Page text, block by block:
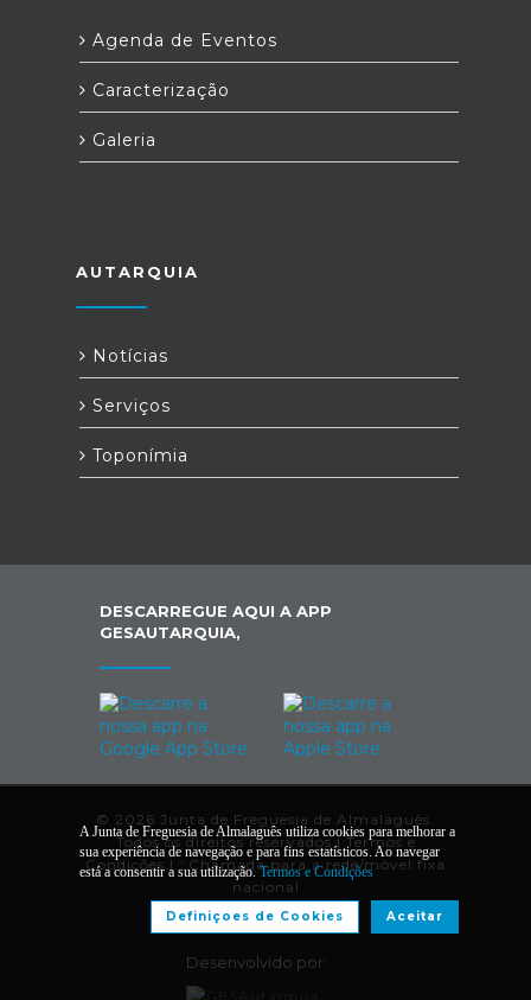
Agenda de Eventos
Caracterização
Galeria
AUTARQUIA
Notícias
Serviços
Toponímia
DESCARREGUE AQUI A APP
GESAUTARQUIA,
© 2026 Junta de Freguesia de Almalaguês.
Todos os direitos reservados |Termos e
Condições | * Chamada para a rede/móvel fixa
nacional
Desenvolvido por:
A Junta de Freguesia de Almalaguês utiliza cookies para melhorar a
sua experiência de navegação e para fins estatísticos. Ao navegar
está a consentir a sua utilização.Termos e Condições
Aceitar
Definiçoes de Cookies